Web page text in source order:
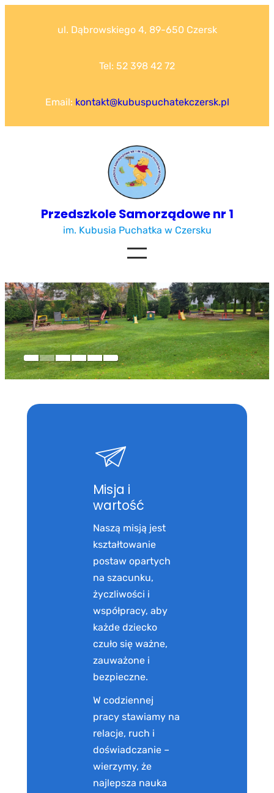
ul. Dąbrowskiego 4, 89-650 Czersk
Tel: 52 398 42 72
Email: kontakt@kubuspuchatekczersk.pl
Przedszkole Samorządowe nr 1
im. Kubusia Puchatka w Czersku
Misja i
wartość
Naszą misją jest
kształtowanie
postaw opartych
na szacunku,
życzliwości i
współpracy, aby
każde dziecko
czuło się ważne,
zauważone i
bezpieczne.
W codziennej
pracy stawiamy na
relacje, ruch i
doświadczanie –
wierzymy, że
najlepsza nauka